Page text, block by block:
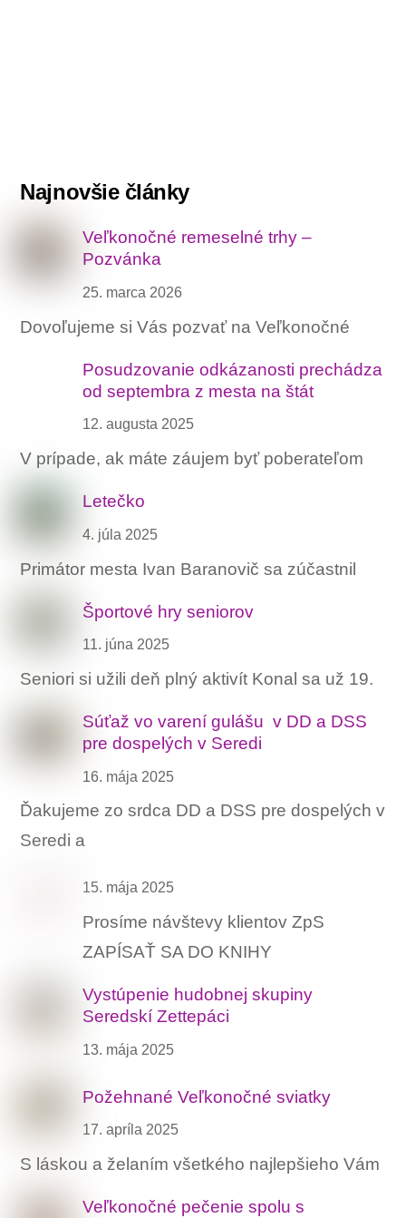
Najnovšie články
Veľkonočné remeselné trhy –
Pozvánka
25. marca 2026
Dovoľujeme si Vás pozvať na Veľkonočné
Posudzovanie odkázanosti prechádza
od septembra z mesta na štát
12. augusta 2025
V prípade, ak máte záujem byť poberateľom
Letečko
4. júla 2025
Primátor mesta Ivan Baranovič sa zúčastnil
Športové hry seniorov
11. júna 2025
Seniori si užili deň plný aktivít Konal sa už 19.
Súťaž vo varení gulášu ‍ v DD a DSS
pre dospelých v Seredi
16. mája 2025
Ďakujeme zo srdca DD a DSS pre dospelých v
Seredi a
15. mája 2025
Prosíme návštevy klientov ZpS
ZAPÍSAŤ SA DO KNIHY
Vystúpenie hudobnej skupiny
Seredskí Zettepáci
13. mája 2025
Požehnané Veľkonočné sviatky
17. apríla 2025
S láskou a želaním všetkého najlepšieho Vám
Veľkonočné pečenie spolu s